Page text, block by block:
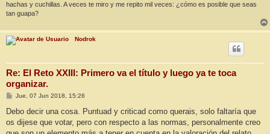
hachas y cuchillas. A veces te miro y me repito mil veces: ¿cómo es posible que seas
tan guapa?
Nodrok
Re: El Reto XXIII: Primero va el título y luego ya te toca
organizar.
M
n
a
j
Jue, 07 Jun 2018, 15:26
Debo decir una cosa. Puntuad y criticad como querais, solo faltaría que
os dijese que votar, pero con respecto a las normas, personalmente creo